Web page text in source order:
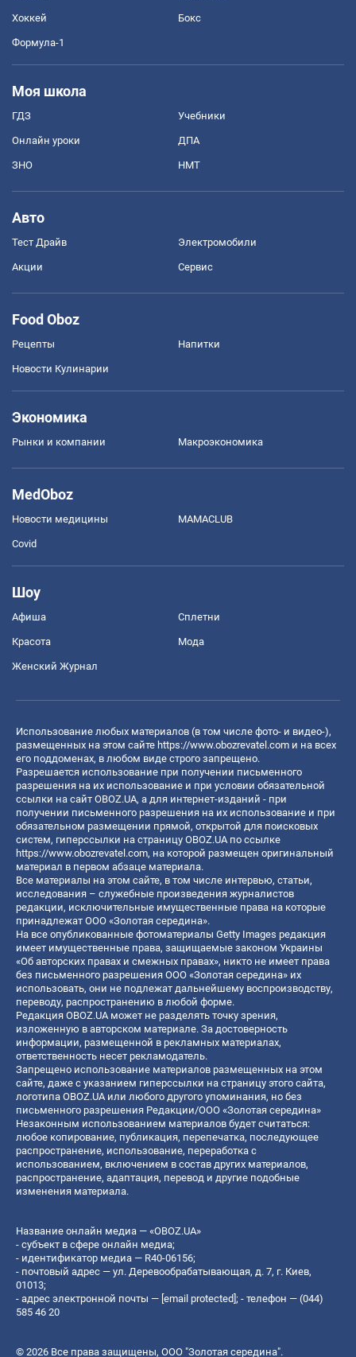
Хоккей Бокс
Формула-1
Моя школа
ГДЗ Учебники
Онлайн уроки ДПА
ЗНО НМТ
Авто
Тест Драйв Электромобили
Акции Сервис
Food Oboz
Рецепты Напитки
Новости Кулинарии
Экономика
Рынки и компании Mакроэкономика
MedOboz
Новости медицины MAMACLUB
Covid
Шоу
Афиша Сплетни
Красота Мода
Женский Журнал
Использование любых материалов (в том числе фото- и видео-),
размещенных на этом сайте https://www.obozrevatel.com и на всех
его поддоменах, в любом виде строго запрещено.
Разрешается использование при получении письменного
разрешения на их использование и при условии обязательной
ссылки на сайт OBOZ.UA, а для интернет-изданий - при
получении письменного разрешения на их использование и при
обязательном размещении прямой, открытой для поисковых
систем, гиперссылки на страницу OBOZ.UA по ссылке
https://www.obozrevatel.com, на которой размещен оригинальный
материал в первом абзаце материала.
Все материалы на этом сайте, в том числе интервью, статьи,
исследования – служебные произведения журналистов
редакции, исключительные имущественные права на которые
принадлежат ООО «Золотая середина».
На все опубликованные фотоматериалы Getty Images редакция
имеет имущественные права, защищаемые законом Украины
«Об авторских правах и смежных правах», никто не имеет права
без письменного разрешения ООО «Золотая середина» их
использовать, они не подлежат дальнейшему воспроизводству,
переводу, распространению в любой форме.
Редакция OBOZ.UA может не разделять точку зрения,
изложенную в авторском материале. За достоверность
информации, размещенной в рекламных материалах,
ответственность несет рекламодатель.
Запрещено использование материалов размещенных на этом
сайте, даже с указанием гиперссылки на страницу этого сайта,
логотипа OBOZ.UA или любого другого упоминания, но без
письменного разрешения Редакции/ООО «Золотая середина»
Незаконным использованием материалов будет считаться:
любое копирование, публикация, перепечатка, последующее
распространение, использование, переработка с
использованием, включением в состав других материалов,
распространение, адаптация, перевод и другие подобные
изменения материала.
Название онлайн медиа — «OBOZ.UA»
- субъект в сфере онлайн медиа;
- идентификатор медиа — R40-06156;
- почтовый адрес — ул. Деревообрабатывающая, д. 7, г. Киев,
01013;
- адрес электронной почты — [email protected]; - телефон — (044)
585 46 20
© 2026 Все права защищены, ООО "Золотая середина".